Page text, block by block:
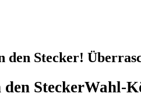
Stecker!
SteckerWahl-